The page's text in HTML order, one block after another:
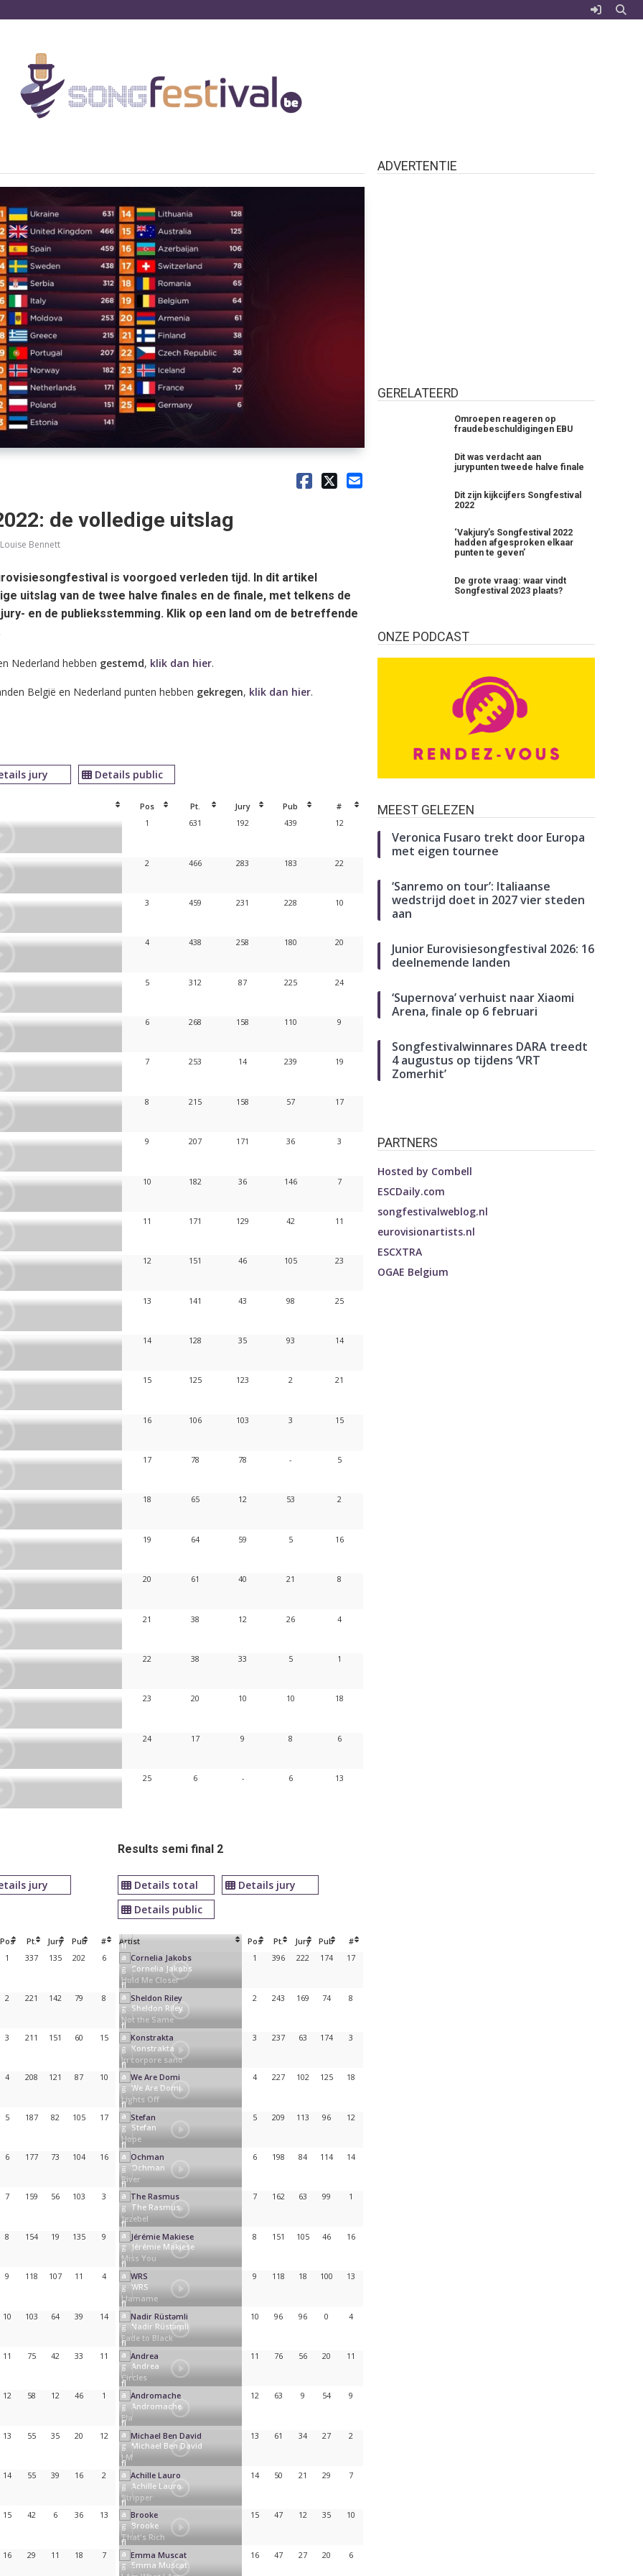
de volledige uitslag
Bennett
is voorgoed verleden tijd. In dit artikel
uitslag van de twee halve finales en de finale, met telkens de
en de publieksstemming. Klik op een land om de betreffende
Nederland hebben gestemd, klik dan hier.
België en Nederland punten hebben gekregen, klik dan hier.
jury Details public
Pos Pt. Jury Pub #
1 631 192 439 12
2 466 283 183 22
3 459 231 228 10
4 438 258 180 20
5 312 87 225 24
6 268 158 110 9
7 253 14 239 19
8 215 158 57 17
9 207 171 36 3
10 182 36 146 7
11 171 129 42 11
12 151 46 105 23
13 141 43 98 25
14 128 35 93 14
15 125 123 2 21
16 106 103 3 15
17 78 78 - 5
18 65 12 53 2
19 64 59 5 16
20 61 40 21 8
21 38 12 26 4
22 38 33 5 1
23 20 10 10 18
24 17 9 8 6
25 6 - 6 13
jury
Pos Pt. Jury Pub #
1 337 135 202 6
2 221 142 79 8
3 211 151 60 15
4 208 121 87 10
5 187 82 105 17
6 177 73 104 16
7 159 56 103 3
8 154 19 135 9
9 118 107 11 4
10 103 64 39 14
11 75 42 33 11
12 58 12 46 1
13 55 35 20 12
14 55 39 16 2
15 42 6 36 13
16 29 11 18 7
Results semi final 2
Details total
Details jury
Details public
Artist Pos Pt. Jury Pub #
Cornelia Jakobs
Hold Me Closer
1 396 222 174 17
Sheldon Riley
Not the Same
2 243 169 74 8
Konstrakta
In corpore sano
3 237 63 174 3
We Are Domi
Lights Off
4 227 102 125 18
Stefan
Hope
5 209 113 96 12
Ochman
River
6 198 84 114 14
The Rasmus
Jezebel
7 162 63 99 1
Jérémie Makiese
Miss You
8 151 105 46 16
WRS
Llamame
9 118 18 100 13
Nadir Rüstəmli
Fade to Black
10 96 96 0 4
Andrea
Circles
11 76 56 20 11
Andromache
Ela
12 63 9 54 9
Michael Ben David
I.M
13 61 34 27 2
Achille Lauro
Stripper
14 50 21 29 7
Brooke
That's Rich
15 47 12 35 10
Emma Muscat
16 47 27 20 6
ADVERTENTIE
GERELATEERD
Omroepen reageren op
fraudebeschuldigingen EBU
Dit was verdacht aan
jurypunten tweede halve finale
Dit zijn kijkcijfers Songfestival
2022
‘Vakjury’s Songfestival 2022
hadden afgesproken elkaar
punten te geven’
De grote vraag: waar vindt
Songfestival 2023 plaats?
ONZE PODCAST
MEEST GELEZEN
Veronica Fusaro trekt door Europa
met eigen tournee
‘Sanremo on tour’: Italiaanse
wedstrijd doet in 2027 vier steden
aan
Junior Eurovisiesongfestival 2026: 16
deelnemende landen
‘Supernova’ verhuist naar Xiaomi
Arena, finale op 6 februari
Songfestivalwinnares DARA treedt
4 augustus op tijdens ‘VRT
Zomerhit’
PARTNERS
Hosted by Combell
ESCDaily.com
songfestivalweblog.nl
eurovisionartists.nl
ESCXTRA
OGAE Belgium